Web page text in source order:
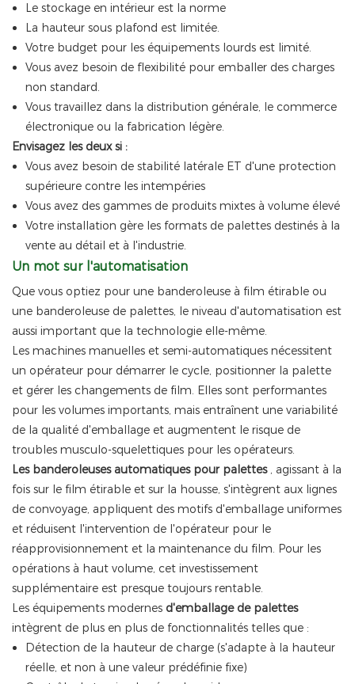
Le stockage en intérieur est la norme
La hauteur sous plafond est limitée.
Votre budget pour les équipements lourds est limité.
Vous avez besoin de flexibilité pour emballer des charges
non standard.
Vous travaillez dans la distribution générale, le commerce
électronique ou la fabrication légère.
Envisagez les deux si :
Vous avez besoin de stabilité latérale ET d'une protection
supérieure contre les intempéries
Vous avez des gammes de produits mixtes à volume élevé
Votre installation gère les formats de palettes destinés à la
vente au détail et à l'industrie.
Un mot sur l'automatisation
Que vous optiez pour une banderoleuse à film étirable ou
une banderoleuse de palettes, le niveau d'automatisation est
aussi important que la technologie elle-même.
Les machines manuelles et semi-automatiques nécessitent
un opérateur pour démarrer le cycle, positionner la palette
et gérer les changements de film. Elles sont performantes
pour les volumes importants, mais entraînent une variabilité
de la qualité d'emballage et augmentent le risque de
troubles musculo-squelettiques pour les opérateurs.
Les banderoleuses automatiques pour palettes , agissant à la
fois sur le film étirable et sur la housse, s'intègrent aux lignes
de convoyage, appliquent des motifs d'emballage uniformes
et réduisent l'intervention de l'opérateur pour le
réapprovisionnement et la maintenance du film. Pour les
opérations à haut volume, cet investissement
supplémentaire est presque toujours rentable.
Les équipements modernes d'emballage de palettes
intègrent de plus en plus de fonctionnalités telles que :
Détection de la hauteur de charge (s'adapte à la hauteur
réelle, et non à une valeur prédéfinie fixe)